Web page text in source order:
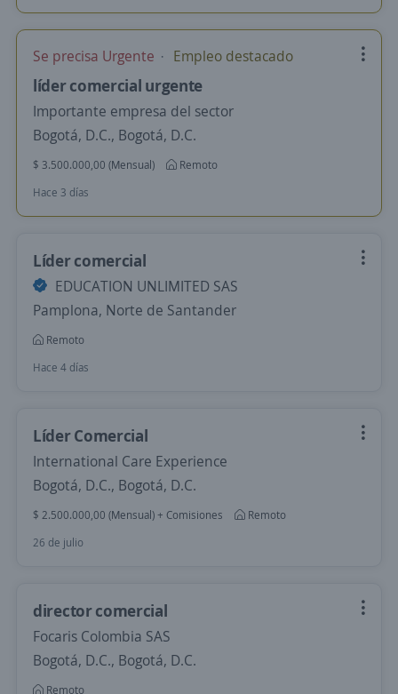
Se precisa Urgente Empleo destacado
líder comercial urgente
Importante empresa del sector
Bogotá, D.C., Bogotá, D.C.
$ 3.500.000,00 (Mensual)
Remoto
Hace 3 días
Líder comercial
EDUCATION UNLIMITED SAS
Pamplona, Norte de Santander
Remoto
Hace 4 días
Líder Comercial
International Care Experience
Bogotá, D.C., Bogotá, D.C.
$ 2.500.000,00 (Mensual) + Comisiones
Remoto
26 de julio
director comercial
Focaris Colombia SAS
Bogotá, D.C., Bogotá, D.C.
Remoto